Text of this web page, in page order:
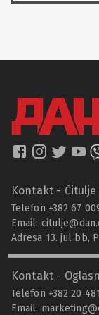
Kontakt -
Telefon +382 67
Email:
Adresa 13. jul bb,
Kontakt -
Telefon +382 20
Email: